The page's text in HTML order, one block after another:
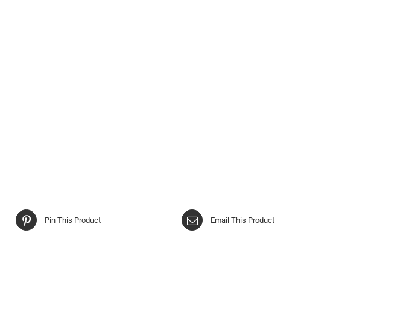
Pin This Product Email This Product